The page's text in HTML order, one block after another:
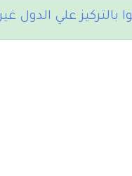
علي الدول